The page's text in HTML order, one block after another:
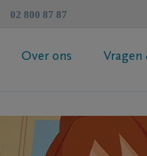
02 800 87 87
Over ons Vragen
premie